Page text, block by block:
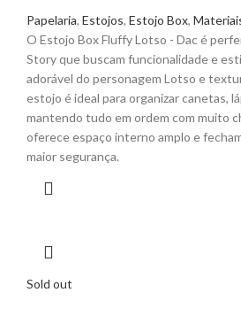
Papelaria, Estojos, Estojo Box,
O Estojo Box Fluffy Lotso - Dac é
Story que buscam funcionalidade e
adorável do personagem Lotso e
estojo é ideal para organizar canetas,
mantendo tudo em ordem com muito
oferece espaço interno amplo e
maior segurança.​
Sold out